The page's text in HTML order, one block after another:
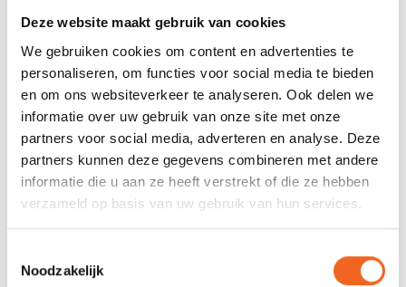
Deze website maakt gebruik van cookies
We gebruiken cookies om content en advertenties te
personaliseren, om functies voor social media te bieden
en om ons websiteverkeer te analyseren. Ook delen we
informatie over uw gebruik van onze site met onze
partners voor social media, adverteren en analyse. Deze
partners kunnen deze gegevens combineren met andere
informatie die u aan ze heeft verstrekt of die ze hebben
verzameld op basis van uw gebruik van hun services.
Noodzakelijk